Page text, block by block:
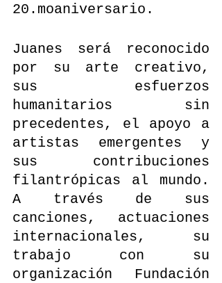
20.moaniversario.
Juanes será reconocido
por su arte creativo,
sus esfuerzos
humanitarios sin
precedentes, el apoyo a
artistas emergentes y
sus contribuciones
filantrópicas al mundo.
A través de sus
canciones, actuaciones
internacionales, su
trabajo con su
organización Fundación